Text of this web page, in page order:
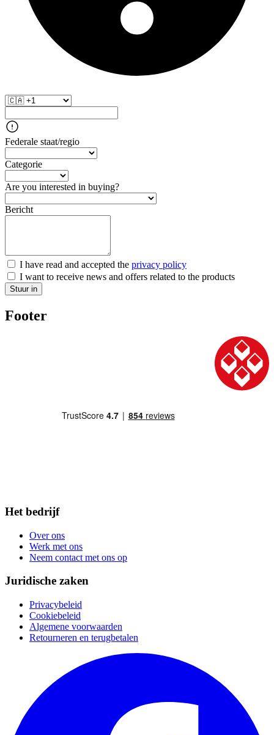
Federale staat/regio
Categorie
Are you interested in buying?
Bericht
I have read and accepted the privacy policy
I want to receive news and offers related to the products
Stuur in
Footer
Het bedrijf
Over ons
Werk met ons
Neem contact met ons op
Juridische zaken
Privacybeleid
Cookiebeleid
Algemene voorwaarden
Retourneren en terugbetalen